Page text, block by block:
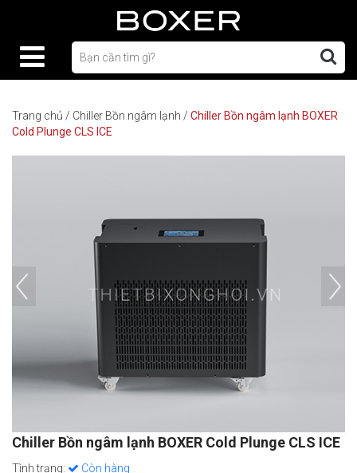
Trang chủ / Chiller Bồn ngâm lạnh / Chiller Bồn ngâm lạnh BOXER
Cold Plunge CLS ICE
Chiller Bồn ngâm lạnh BOXER Cold Plunge CLS ICE
Tình trạng: Còn hàng